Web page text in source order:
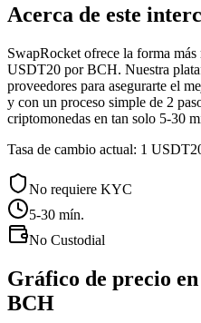
Acerca de este
SwapRocket ofrece la forma
USDT20 por BCH. Nuestra
proveedores para asegurarte el
y con un proceso simple de 2
criptomonedas en tan solo 5-30
Tasa de cambio actual: 1
No requiere KYC
5-30 mín.
No Custodial
Gráfico de precio
BCH